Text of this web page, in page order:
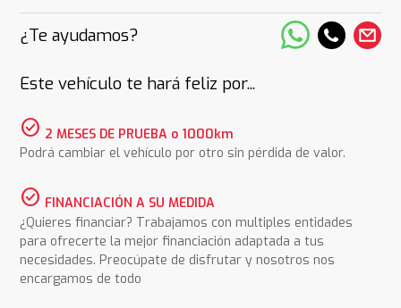
¿Te ayudamos?
Este vehículo te hará feliz por...
check_circle 2 MESES DE PRUEBA o 1000km
Podrá cambiar el vehículo por otro sin pérdida de valor.
check_circle FINANCIACIÓN A SU MEDIDA
¿Quieres financiar? Trabajamos con multiples entidades
para ofrecerte la mejor financiación adaptada a tus
necesidades. Preocúpate de disfrutar y nosotros nos
encargamos de todo